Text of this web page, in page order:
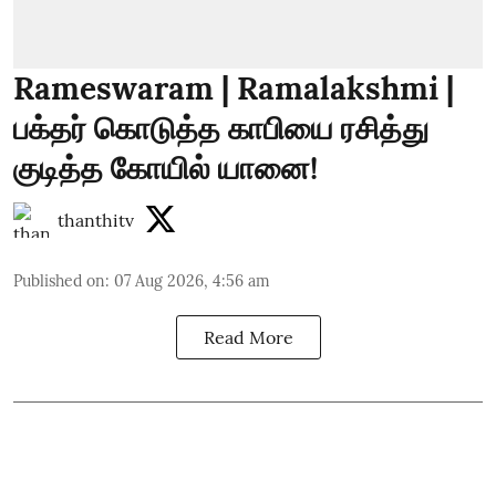
Rameswaram | Ramalakshmi |
பக்தர் கொடுத்த காபியை ரசித்து
குடித்த கோயில் யானை!
thanthitv
Published on: 07 Aug 2026, 4:56 am
Read More